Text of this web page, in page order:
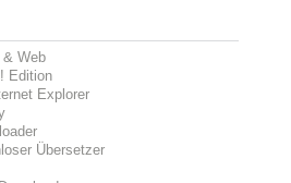
Web
Edition
Explorer
Übersetzer